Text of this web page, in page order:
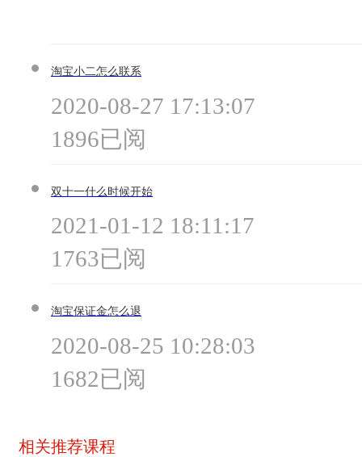
淘宝小二怎么联系
2020-08-27 17:13:07
1896已阅
双十一什么时候开始
2021-01-12 18:11:17
1763已阅
淘宝保证金怎么退
2020-08-25 10:28:03
1682已阅
相关推荐课程